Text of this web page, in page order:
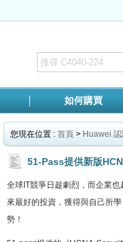
如何購買
您現在位置 : 首頁 > Huawei
51-Pass提供新版
全球IT競爭日趁劇烈，而企業
來最好的投資，獲得與自己所
勢！